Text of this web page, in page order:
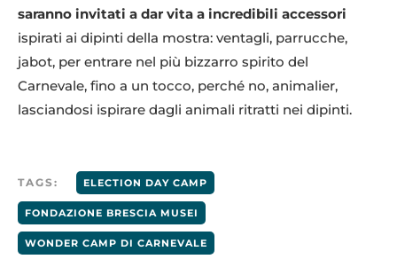
saranno invitati a dar vita a incredibili accessori
ispirati ai dipinti della mostra: ventagli, parrucche,
jabot, per entrare nel più bizzarro spirito del
Carnevale, fino a un tocco, perché no, animalier,
lasciandosi ispirare dagli animali ritratti nei dipinti.
TAGS: ELECTION DAY CAMP
FONDAZIONE BRESCIA MUSEI
WONDER CAMP DI CARNEVALE